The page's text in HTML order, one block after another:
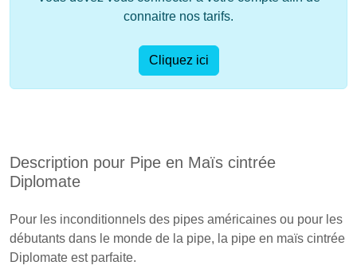
connaitre nos tarifs.
Cliquez ici
Description pour Pipe en Maïs cintrée
Diplomate
Pour les inconditionnels des pipes américaines ou pour les
débutants dans le monde de la pipe, la pipe en maïs cintrée
Diplomate est parfaite.